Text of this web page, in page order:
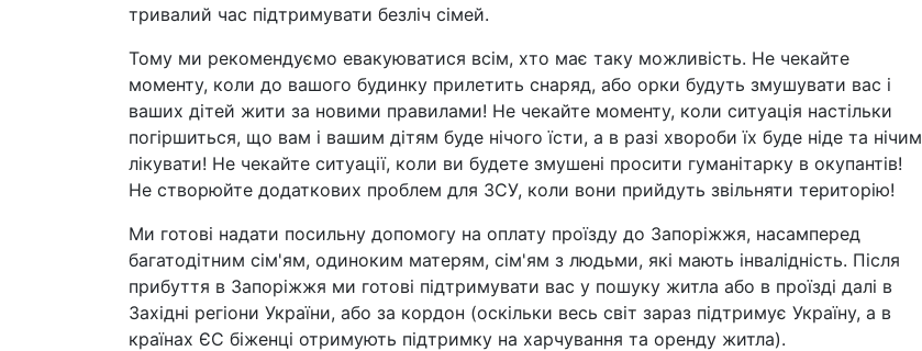
тривалий час підтримувати безліч сімей.
Тому ми рекомендуємо евакуюватися всім, хто має таку можливість. Не чекайте
моменту, коли до вашого будинку прилетить снаряд, або орки будуть змушувати вас і
ваших дітей жити за новими правилами! Не чекайте моменту, коли ситуація настільки
погіршиться, що вам і вашим дітям буде нічого їсти, а в разі хвороби їх буде ніде та нічим
лікувати! Не чекайте ситуації, коли ви будете змушені просити гуманітарку в окупантів!
Не створюйте додаткових проблем для ЗСУ, коли вони прийдуть звільняти територію!
Ми готові надати посильну допомогу на оплату проїзду до Запоріжжя, насамперед
багатодітним сім'ям, одиноким матерям, сім'ям з людьми, які мають інвалідність. Після
прибуття в Запоріжжя ми готові підтримувати вас у пошуку житла або в проїзді далі в
Західні регіони України, або за кордон (оскільки весь світ зараз підтримує Україну, а в
країнах ЄС біженці отримують підтримку на харчування та оренду житла).